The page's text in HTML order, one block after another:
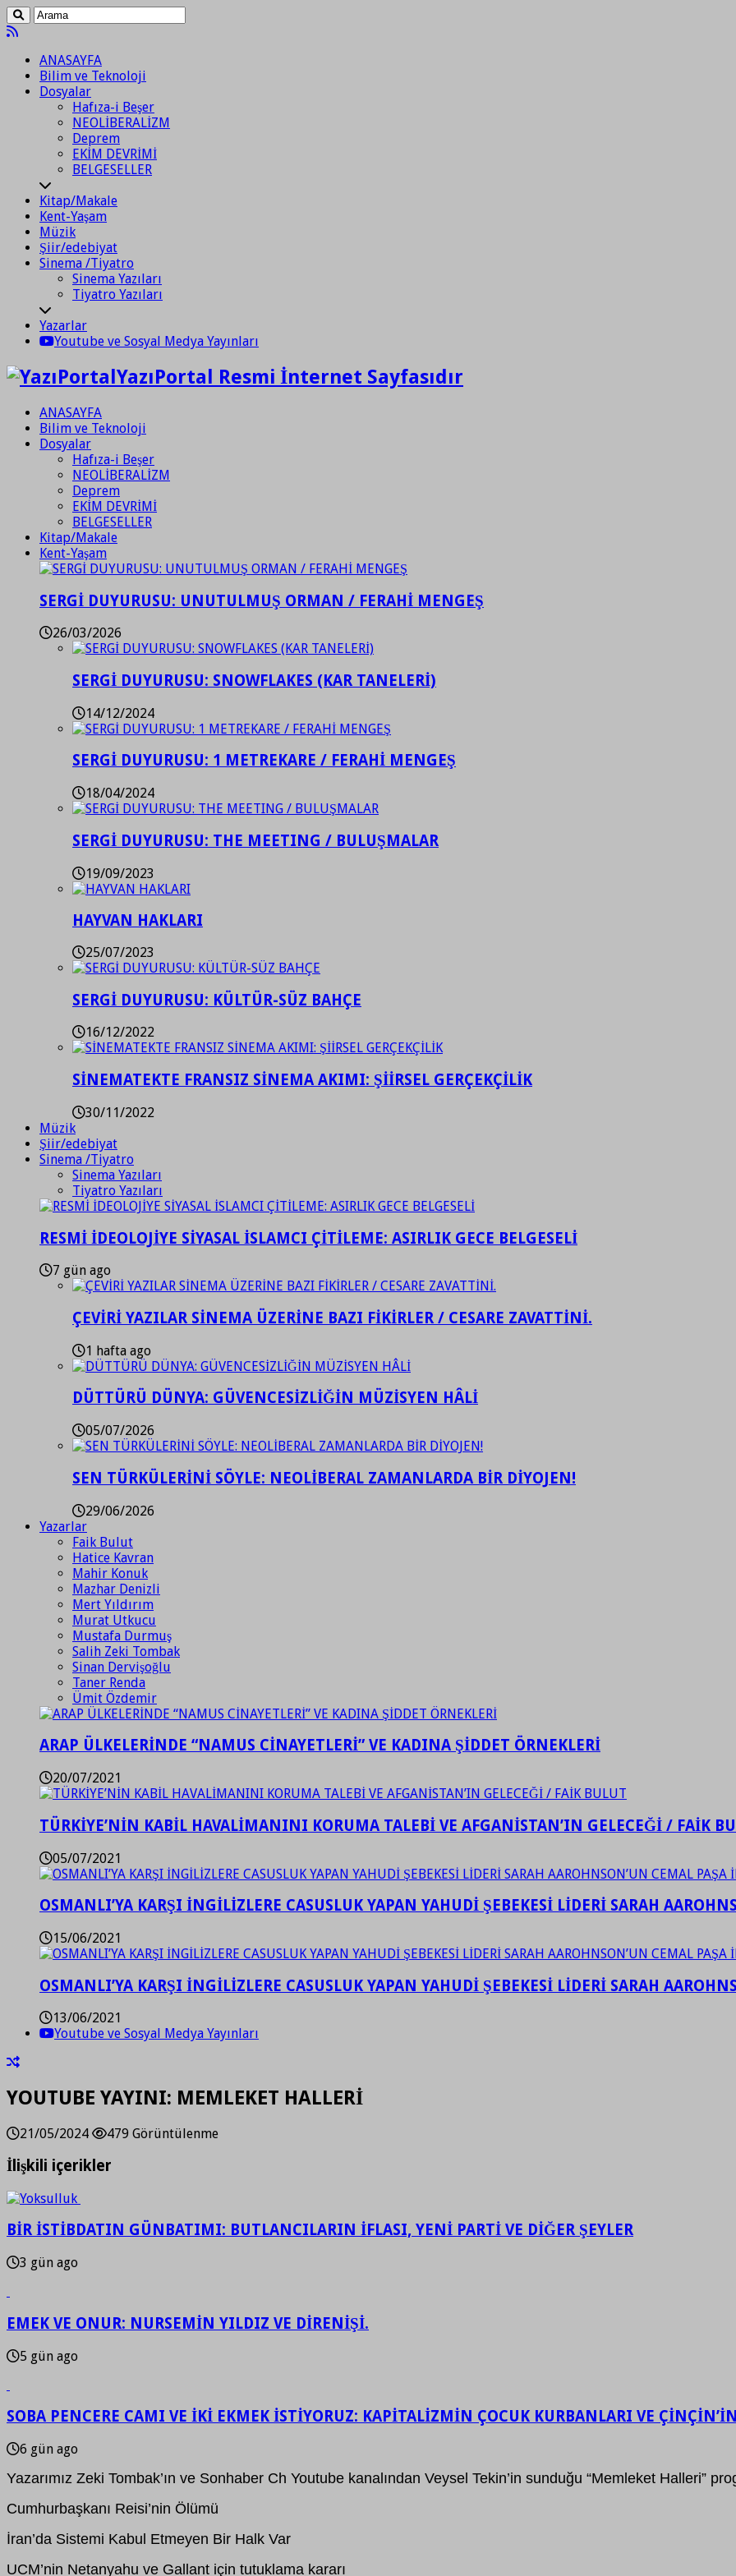
ANASAYFA
Bilim ve Teknoloji
Dosyalar
Hafıza-i Beşer
NEOLİBERALİZM
Deprem
EKİM DEVRİMİ
BELGESELLER
Kitap/Makale
Kent-Yaşam
Müzik
Şiir/edebiyat
Sinema /Tiyatro
Sinema Yazıları
Tiyatro Yazıları
Yazarlar
Youtube ve Sosyal Medya Yayınları
YazıPortal Resmi İnternet Sayfasıdır
ANASAYFA
Bilim ve Teknoloji
Dosyalar
Hafıza-i Beşer
NEOLİBERALİZM
Deprem
EKİM DEVRİMİ
BELGESELLER
Kitap/Makale
Kent-Yaşam
SERGİ DUYURUSU: UNUTULMUŞ ORMAN / FERAHİ MENGEŞ
26/03/2026
SERGİ DUYURUSU: SNOWFLAKES (KAR TANELERİ)
14/12/2024
SERGİ DUYURUSU: 1 METREKARE / FERAHİ MENGEŞ
18/04/2024
SERGİ DUYURUSU: THE MEETING / BULUŞMALAR
19/09/2023
HAYVAN HAKLARI
25/07/2023
SERGİ DUYURUSU: KÜLTÜR-SÜZ BAHÇE
16/12/2022
SİNEMATEKTE FRANSIZ SİNEMA AKIMI: ŞİİRSEL GERÇEKÇİLİK
30/11/2022
Müzik
Şiir/edebiyat
Sinema /Tiyatro
Sinema Yazıları
Tiyatro Yazıları
RESMİ İDEOLOJİYE SİYASAL İSLAMCI ÇİTİLEME: ASIRLIK GECE BELGESELİ
7 gün ago
ÇEVİRİ YAZILAR SİNEMA ÜZERİNE BAZI FİKİRLER / CESARE ZAVATTİNİ.
1 hafta ago
DÜTTÜRÜ DÜNYA: GÜVENCESİZLİĞİN MÜZİSYEN HÂLİ
05/07/2026
SEN TÜRKÜLERİNİ SÖYLE: NEOLİBERAL ZAMANLARDA BİR DİYOJEN!
29/06/2026
Yazarlar
Faik Bulut
Hatice Kavran
Mahir Konuk
Mazhar Denizli
Mert Yıldırım
Murat Utkucu
Mustafa Durmuş
Salih Zeki Tombak
Sinan Dervişoğlu
Taner Renda
Ümit Özdemir
ARAP ÜLKELERİNDE “NAMUS CİNAYETLERİ” VE KADINA ŞİDDET ÖRNEKLERİ
20/07/2021
TÜRKİYE’NİN KABİL HAVALİMANINI KORUMA TALEBİ VE AFGANİSTAN’IN GELECEĞİ / FAİK
05/07/2021
OSMANLI’YA KARŞI İNGİLİZLERE CASUSLUK YAPAN YAHUDİ ŞEBEKESİ LİDERİ SARAH
15/06/2021
OSMANLI’YA KARŞI İNGİLİZLERE CASUSLUK YAPAN YAHUDİ ŞEBEKESİ LİDERİ SARAH
13/06/2021
Youtube ve Sosyal Medya Yayınları
YOUTUBE YAYINI: MEMLEKET HALLERİ
21/05/2024 479 Görüntülenme
İlişkili içerikler
BİR İSTİBDATIN GÜNBATIMI: BUTLANCILARIN İFLASI, YENİ PARTİ VE DİĞER ŞEYLER
3 gün ago
EMEK VE ONUR: NURSEMİN YILDIZ VE DİRENİŞİ.
5 gün ago
SOBA PENCERE CAMI VE İKİ EKMEK İSTİYORUZ: KAPİTALİZMİN ÇOCUK KURBANLARI VE
6 gün ago
Yazarımız Zeki Tombak’ın ve Sonhaber Ch Youtube kanalından Veysel Tekin’in sunduğu “Memleket Halleri”
Cumhurbaşkanı Reisi’nin Ölümü
İran’da Sistemi Kabul Etmeyen Bir Halk Var
UCM’nin Netanyahu ve Gallant için tutuklama kararı